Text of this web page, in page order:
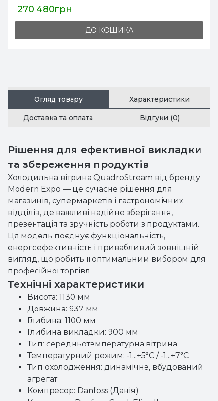
270 480грн
ДО КОШИКА
Огляд товару Характеристики
Доставка та оплата Відгуки (0)
Рішення для ефективної викладки
та збереження продуктів
Холодильна вітрина QuadroStream від бренду
Modern Expo — це сучасне рішення для
магазинів, супермаркетів і гастрономічних
відділів, де важливі надійне зберігання,
презентація та зручність роботи з продуктами.
Ця модель поєднує функціональність,
енергоефективність і привабливий зовнішній
вигляд, що робить її оптимальним вибором для
професійної торгівлі.
Технічні характеристики
Висота: 1130 мм
Довжина: 937 мм
Глибина: 1100 мм
Глибина викладки: 900 мм
Тип: середньотемпературна вітрина
Температурний режим: -1...+5°C / -1...+7°C
Тип охолодження: динамічне, вбудований
агрегат
Компресор: Danfoss (Данія)